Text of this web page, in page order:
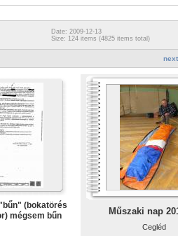
Date: 2009-12-13
Size: 124 items (4825 items total)
next
(bokatörés
mégsem bűn
Műszaki nap
Cegléd